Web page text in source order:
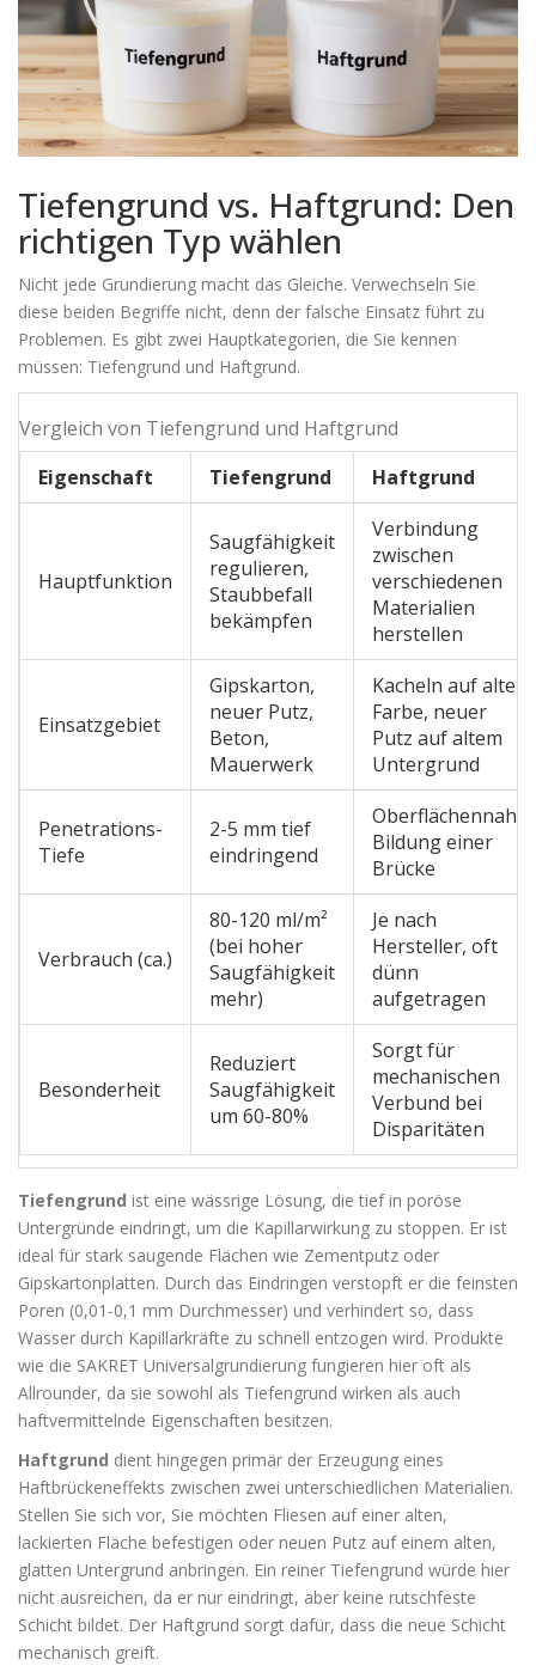
Tiefengrund vs. Haftgrund: Den
richtigen Typ wählen
Nicht jede Grundierung macht das Gleiche. Verwechseln Sie
diese beiden Begriffe nicht, denn der falsche Einsatz führt zu
Problemen. Es gibt zwei Hauptkategorien, die Sie kennen
müssen: Tiefengrund und Haftgrund.
Vergleich von Tiefengrund und Haftgrund
Eigenschaft
Tiefengrund Haftgrund
Hauptfunktion
Saugfähigkeit
regulieren,
Staubbefall
bekämpfen
Verbindung
zwischen
verschiedenen
Materialien
herstellen
Einsatzgebiet
Gipskarton,
neuer Putz,
Beton,
Mauerwerk
Kacheln auf alter
Farbe, neuer
Putz auf altem
Untergrund
Penetrations-
Tiefe
2-5 mm tief
eindringend
Oberflächennahe
Bildung einer
Brücke
Verbrauch (ca.)
80-120 ml/m²
(bei hoher
Saugfähigkeit
mehr)
Je nach
Hersteller, oft
dünn
aufgetragen
Besonderheit
Reduziert
Saugfähigkeit
um 60-80%
Sorgt für
mechanischen
Verbund bei
Disparitäten
Tiefengrund ist eine wässrige Lösung, die tief in poröse
Untergründe eindringt, um die Kapillarwirkung zu stoppen. Er ist
ideal für stark saugende Flächen wie Zementputz oder
Gipskartonplatten. Durch das Eindringen verstopft er die feinsten
Poren (0,01-0,1 mm Durchmesser) und verhindert so, dass
Wasser durch Kapillarkräfte zu schnell entzogen wird. Produkte
wie die SAKRET Universalgrundierung fungieren hier oft als
Allrounder, da sie sowohl als Tiefengrund wirken als auch
haftvermittelnde Eigenschaften besitzen.
Haftgrund dient hingegen primär der Erzeugung eines
Haftbrückeneffekts zwischen zwei unterschiedlichen Materialien.
Stellen Sie sich vor, Sie möchten Fliesen auf einer alten,
lackierten Fläche befestigen oder neuen Putz auf einem alten,
glatten Untergrund anbringen. Ein reiner Tiefengrund würde hier
nicht ausreichen, da er nur eindringt, aber keine rutschfeste
Schicht bildet. Der Haftgrund sorgt dafür, dass die neue Schicht
mechanisch greift.